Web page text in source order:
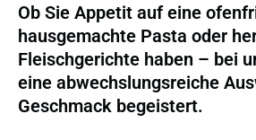
Ob Sie Appetit auf eine
hausgemachte Pasta oder
Fleischgerichte haben – bei
eine abwechslungsreiche
Geschmack begeistert.